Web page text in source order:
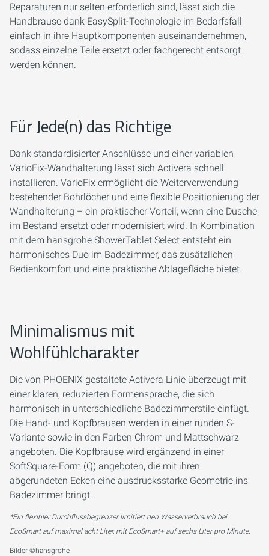
Reparaturen nur selten erforderlich sind, lässt sich die
Handbrause dank EasySplit-Technologie im Bedarfsfall
einfach in ihre Hauptkomponenten auseinandernehmen,
sodass einzelne Teile ersetzt oder fachgerecht entsorgt
werden können.
Für Jede(n) das Richtige
Dank standardisierter Anschlüsse und einer variablen
VarioFix-Wandhalterung lässt sich Activera schnell
installieren. VarioFix ermöglicht die Weiterverwendung
bestehender Bohrlöcher und eine flexible Positionierung der
Wandhalterung – ein praktischer Vorteil, wenn eine Dusche
im Bestand ersetzt oder modernisiert wird. In Kombination
mit dem hansgrohe ShowerTablet Select entsteht ein
harmonisches Duo im Badezimmer, das zusätzlichen
Bedienkomfort und eine praktische Ablagefläche bietet.
Minimalismus mit
Wohlfühlcharakter
Die von PHOENIX gestaltete Activera Linie überzeugt mit
einer klaren, reduzierten Formensprache, die sich
harmonisch in unterschiedliche Badezimmerstile einfügt.
Die Hand- und Kopfbrausen werden in einer runden S-
Variante sowie in den Farben Chrom und Mattschwarz
angeboten. Die Kopfbrause wird ergänzend in einer
SoftSquare-Form (Q) angeboten, die mit ihren
abgerundeten Ecken eine ausdrucksstarke Geometrie ins
Badezimmer bringt.
*Ein flexibler Durchflussbegrenzer limitiert den Wasserverbrauch bei
EcoSmart auf maximal acht Liter, mit EcoSmart+ auf sechs Liter pro Minute.
Bilder ©hansgrohe